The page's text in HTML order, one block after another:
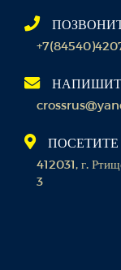
412031, г.
3